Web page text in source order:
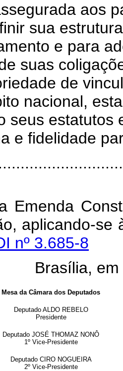
aos
sua
e para
suas
de
nacional,
seus estatutos
e fidelidade
Emenda
aplicando-
nº 3.685-8
Brasília,
Mesa da Câmara dos Deputados
Deputado ALDO REBELO
Presidente
Deputado JOSÉ THOMAZ NONÔ
1º Vice-Presidente
Deputado CIRO NOGUEIRA
2º Vice-Presidente